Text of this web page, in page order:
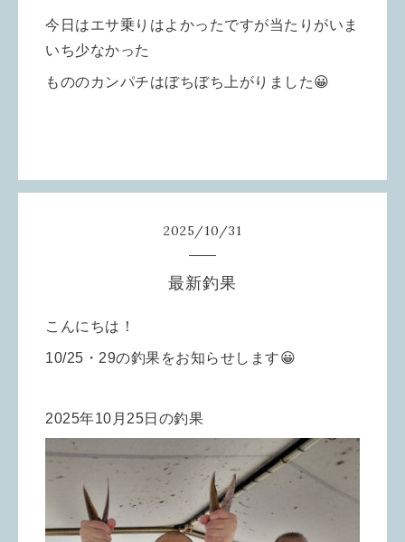
今日はエサ乗りはよかったですが当たりがいま
いち少なかった
もののカンパチはぼちぼち上がりました😀
2025/10/31
最新釣果
こんにちは！
10/25・29の釣果をお知らせします😀
2025年10月25日の釣果